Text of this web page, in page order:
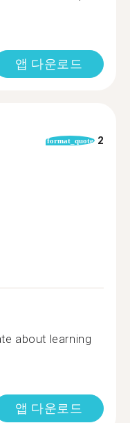
앱 다운로드
format_quote 2
about learning
앱 다운로드